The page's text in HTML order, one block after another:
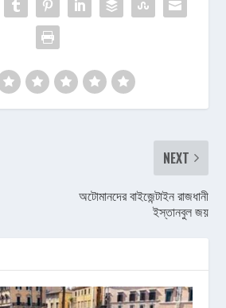
NEXT
অটোমানদের বাইজেন্টাইন রাজধানী
ইস্তানবুল জয়